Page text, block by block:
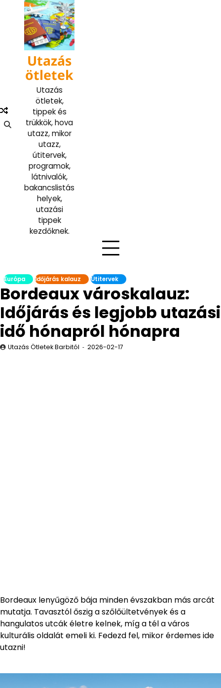
content
Utazás
ötletek
Utazás
ötletek,
tippek és
trükkök, hova
utazz, mikor
utazz,
útitervek,
programok,
látnivalók,
bakancslistás
helyek,
utazási
tippek
kezdőknek.
Európa Időjárás kalauz Útitervek
Bordeaux városkalauz:
Időjárás és legjobb utazási
idő hónapról hónapra
Utazás Ötletek Barbitól 2026-02-17
Bordeaux lenyűgöző bája minden évszakban más arcát
mutatja. Tavasztól őszig a szőlőültetvények és a
hangulatos utcák életre kelnek, míg a tél a város
kulturális oldalát emeli ki. Fedezd fel, mikor érdemes ide
utazni!